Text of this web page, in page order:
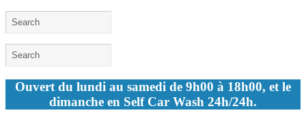
Ouvert du lundi au samedi de 9h00 à 18h00, et le
dimanche en Self Car Wash 24h/24h.